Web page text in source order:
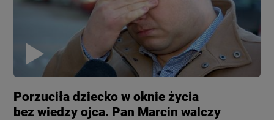
Porzuciła dziecko w oknie życia
bez wiedzy ojca. Pan Marcin walczy